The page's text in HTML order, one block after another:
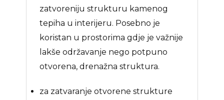
zatvoreniju strukturu kamenog
tepiha u interijeru. Posebno je
koristan u prostorima gdje je važnije
lakše održavanje nego potpuno
otvorena, drenažna struktura.
za zatvaranje otvorene strukture